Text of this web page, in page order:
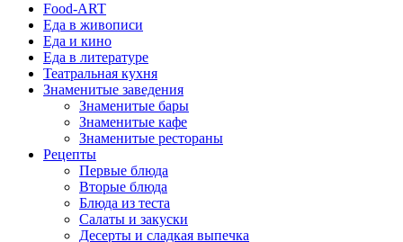
Food-ART
Еда в живописи
Еда и кино
Еда в литературе
Театральная кухня
Знаменитые заведения
Знаменитые бары
Знаменитые кафе
Знаменитые рестораны
Рецепты
Первые блюда
Вторые блюда
Блюда из теста
Салаты и закуски
Десерты и сладкая выпечка